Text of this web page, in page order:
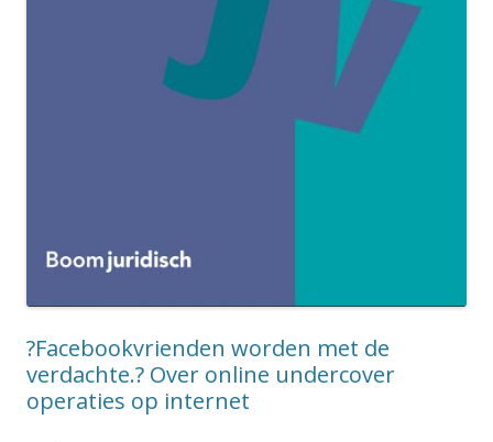
?Facebookvrienden worden met de
verdachte.? Over online undercover
operaties op internet